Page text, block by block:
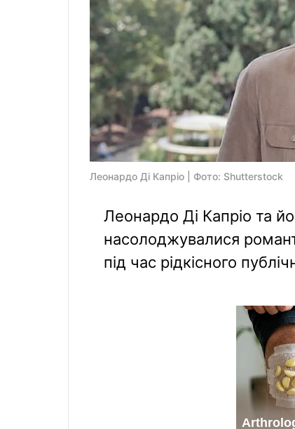
Леонардо Ді Капріо | Фото: Shutterstock
Леонардо Ді Капріо та
насолоджувалися
під час рідкісного